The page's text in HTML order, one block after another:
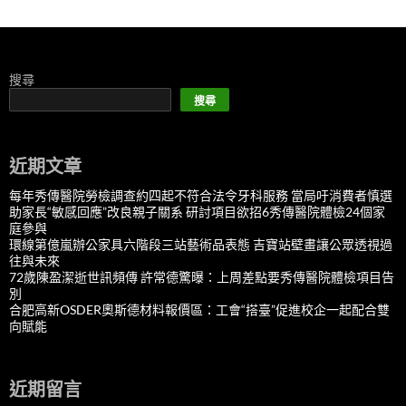
搜尋
搜尋
近期文章
每年秀傳醫院勞檢調查約四起不符合法令牙科服務 當局吁消費者慎選
助家長“敏感回應”改良親子關系 研討項目欲招6秀傳醫院體檢24個家
庭參與
環線第億嵐辦公家具六階段三站藝術品表態 吉寶站壁畫讓公眾透視過
往與未來
72歲陳盈潔逝世訊頻傳 許常德驚曝：上周差點要秀傳醫院體檢項目告
別
合肥高新OSDER奧斯德材料報價區：工會“搭臺”促進校企一起配合雙
向賦能
近期留言